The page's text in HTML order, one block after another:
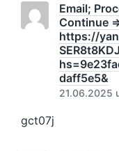
Email;
Continue
https://
daff5e5&
21.06.2025
gct07j